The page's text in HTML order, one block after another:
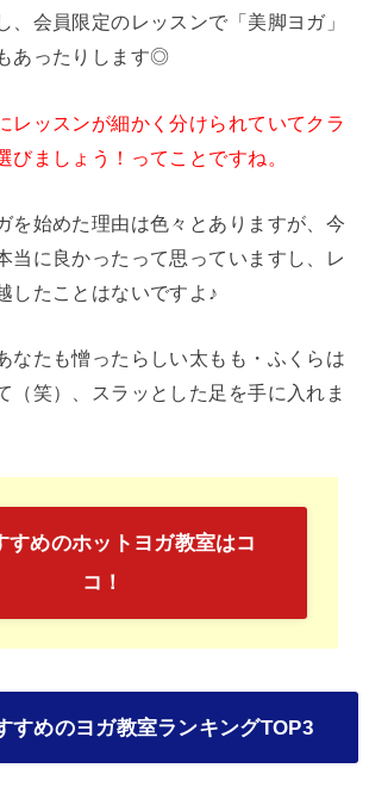
、会員限定のレッスンで「美脚ヨガ」
あったりします◎
レッスンが細かく分けられていてクラ
びましょう！ってことですね。
を始めた理由は色々とありますが、今
当に良かったって思っていますし、レ
したことはないですよ♪
なたも憎ったらしい太もも・ふくらは
（笑）、スラッとした足を手に入れま
めのホットヨガ教室はコ
コ！
すめのヨガ教室ランキングTOP3